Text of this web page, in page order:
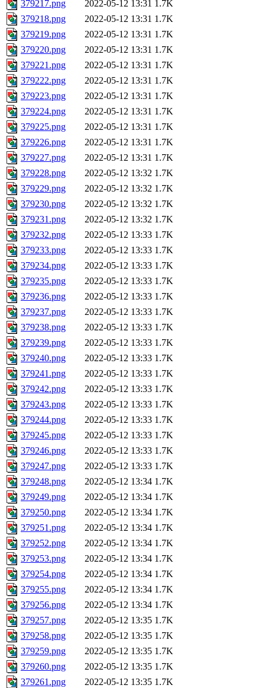
379217.png 2022-05-12 13:31 1.7K
379218.png
2022-05-12 13:31 1.7K
379219.png
2022-05-12 13:31 1.7K
379220.png
2022-05-12 13:31 1.7K
379221.png
2022-05-12 13:31 1.7K
379222.png
2022-05-12 13:31 1.7K
379223.png
2022-05-12 13:31 1.7K
379224.png
2022-05-12 13:31 1.7K
379225.png
2022-05-12 13:31 1.7K
379226.png
2022-05-12 13:31 1.7K
379227.png
2022-05-12 13:31 1.7K
379228.png
2022-05-12 13:32 1.7K
379229.png
2022-05-12 13:32 1.7K
379230.png
2022-05-12 13:32 1.7K
379231.png
2022-05-12 13:32 1.7K
379232.png
2022-05-12 13:33 1.7K
379233.png
2022-05-12 13:33 1.7K
379234.png
2022-05-12 13:33 1.7K
379235.png
2022-05-12 13:33 1.7K
379236.png
2022-05-12 13:33 1.7K
379237.png
2022-05-12 13:33 1.7K
379238.png
2022-05-12 13:33 1.7K
379239.png
2022-05-12 13:33 1.7K
379240.png
2022-05-12 13:33 1.7K
379241.png
2022-05-12 13:33 1.7K
379242.png
2022-05-12 13:33 1.7K
379243.png
2022-05-12 13:33 1.7K
379244.png
2022-05-12 13:33 1.7K
379245.png
2022-05-12 13:33 1.7K
379246.png
2022-05-12 13:33 1.7K
379247.png
2022-05-12 13:33 1.7K
379248.png
2022-05-12 13:34 1.7K
379249.png
2022-05-12 13:34 1.7K
379250.png
2022-05-12 13:34 1.7K
379251.png
2022-05-12 13:34 1.7K
379252.png
2022-05-12 13:34 1.7K
379253.png
2022-05-12 13:34 1.7K
379254.png
2022-05-12 13:34 1.7K
379255.png
2022-05-12 13:34 1.7K
379256.png
2022-05-12 13:34 1.7K
379257.png
2022-05-12 13:35 1.7K
379258.png
2022-05-12 13:35 1.7K
379259.png
2022-05-12 13:35 1.7K
379260.png
2022-05-12 13:35 1.7K
379261.png
2022-05-12 13:35 1.7K